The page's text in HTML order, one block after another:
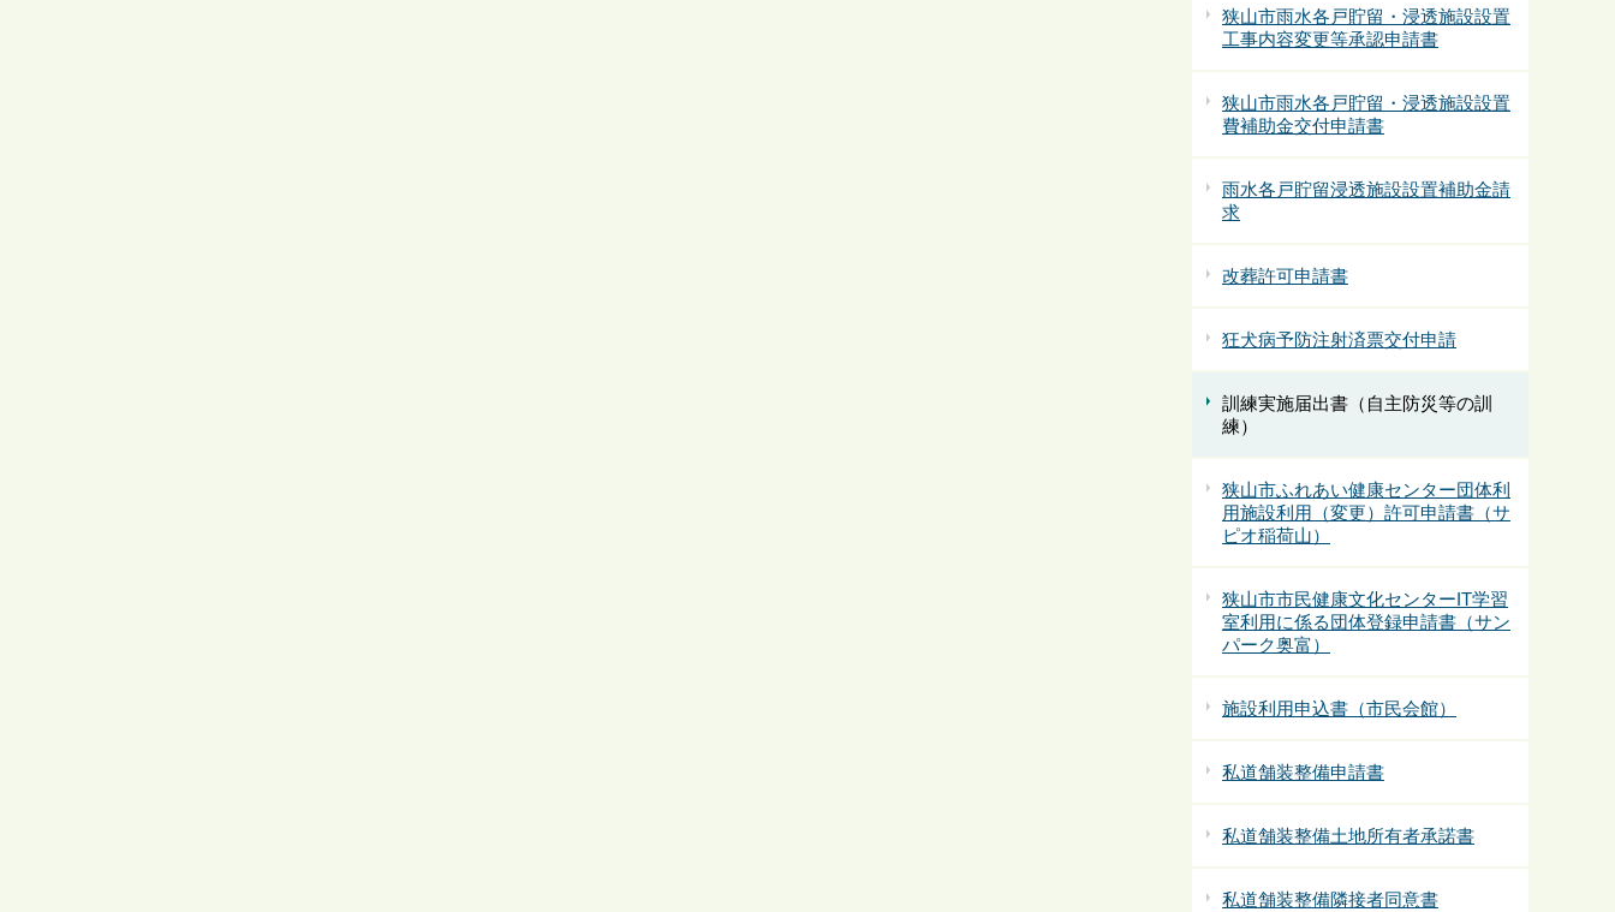
狭山市雨水各戸貯留・浸透施設設置
工事内容変更等承認申請書
狭山市雨水各戸貯留・浸透施設設置
費補助金交付申請書
雨水各戸貯留浸透施設設置補助金請
求
改葬許可申請書
狂犬病予防注射済票交付申請
訓練実施届出書（自主防災等の訓
練）
狭山市ふれあい健康センター団体利
用施設利用（変更）許可申請書（サ
ピオ稲荷山）
狭山市市民健康文化センターIT学習
室利用に係る団体登録申請書（サン
パーク奥富）
施設利用申込書（市民会館）
私道舗装整備申請書
私道舗装整備土地所有者承諾書
私道舗装整備隣接者同意書